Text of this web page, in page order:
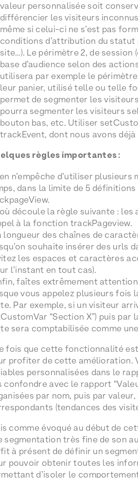
valeur personnalisée soit
différencier les visiteurs
même si celui-ci ne s’est pas
conditions d’attribution du
site…). Le périmètre 2, de
base d’audience selon des
utilisera par exemple le
leur panier, utilisé telle ou telle
permet de segmenter les
pourra segmenter les visiteurs
bouton bas, etc. Utiliser
trackEvent, dont nous avons
règles importantes :
n’empêche d’utiliser
dans la limite de 5
découle la règle suivante :
à la fonction trackPageview.
longueur des chaînes de
souhaite insérer des urls
les espaces et caractères
l’instant en tout cas).
faîtes extrêmement
vous appelez plusieurs fois
Par exemple, si un visiteur
“Section X”) puis
sera comptabilisée comme
fois que cette fonctionnalité
profiter de cette amélioration.
personnalisées dans le
confondre avec le rapport
par nom, puis par
(tendances des
comme évoqué au début de
segmentation très fine de son
à présent de définir un
pouvoir obtenir toutes les
d’isoler le